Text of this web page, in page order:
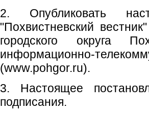
2. Опубликовать
"Похвистневский
городского округа
информационно-
(www.pohgor.ru).
3. Настоящее
подписания.